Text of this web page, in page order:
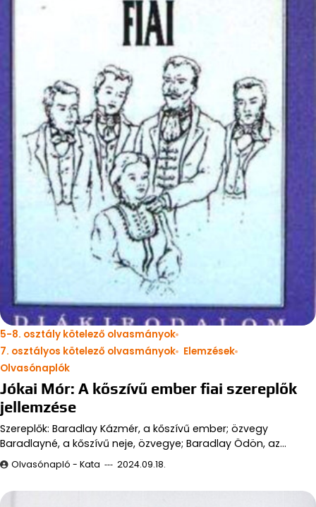
5-8. osztály kötelező olvasmányok
7. osztályos kötelező olvasmányok
Elemzések
Olvasónaplók
Jókai Mór: A kőszívű ember fiai szereplők
jellemzése
Szereplők: Baradlay Kázmér, a kőszívű ember; özvegy
Baradlayné, a kőszívű neje, özvegye; Baradlay Ödön, az…
Olvasónapló - Kata 2024.09.18.